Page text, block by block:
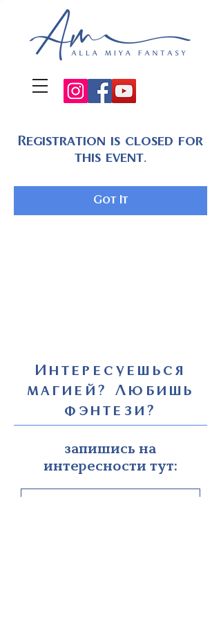
Registration is closed for
this event.
Got It
Интересуешься
магией? Любишь
фэнтези?
запишись на
интересности тут: